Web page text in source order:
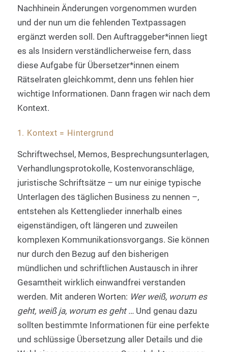
Nachhinein Änderungen vorgenommen wurden
und der nun um die fehlenden Textpassagen
ergänzt werden soll. Den Auftraggeber*innen liegt
es als Insidern verständlicherweise fern, dass
diese Aufgabe für Übersetzer*innen einem
Rätselraten gleichkommt, denn uns fehlen hier
wichtige Informationen. Dann fragen wir nach dem
Kontext.
1. Kontext = Hintergrund
Schriftwechsel, Memos, Besprechungsunterlagen,
Verhandlungsprotokolle, Kostenvoranschläge,
juristische Schriftsätze – um nur einige typische
Unterlagen des täglichen Business zu nennen –,
entstehen als Kettenglieder innerhalb eines
eigenständigen, oft längeren und zuweilen
komplexen Kommunikationsvorgangs. Sie können
nur durch den Bezug auf den bisherigen
mündlichen und schriftlichen Austausch in ihrer
Gesamtheit wirklich einwandfrei verstanden
werden. Mit anderen Worten: Wer weiß, worum es
geht, weiß ja, worum es geht …Und genau dazu
sollten bestimmte Informationen für eine perfekte
und schlüssige Übersetzung aller Details und die